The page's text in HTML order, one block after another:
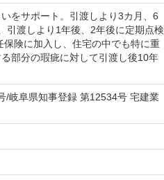
をサポート。引渡しより3カ月、6
引渡しより1年後、2年後に定期点検
険に加入し、住宅の中でも特に重
部分の瑕疵に対して引渡し後10年
/岐阜県知事登録 第12534号 宅建業